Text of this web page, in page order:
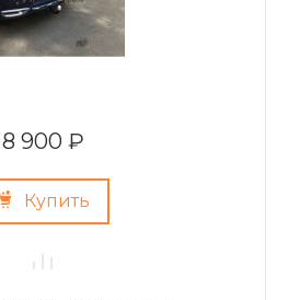
8 900 ₽
Купить